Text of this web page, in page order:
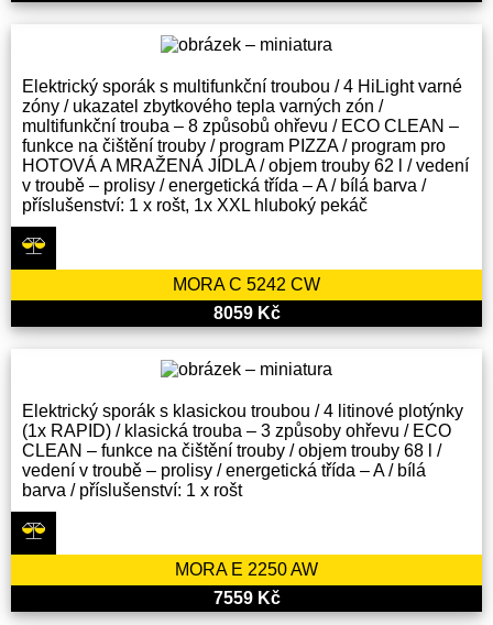
Elektrický sporák s multifunkční troubou / 4 HiLight varné
zóny / ukazatel zbytkového tepla varných zón /
multifunkční trouba – 8 způsobů ohřevu / ECO CLEAN –
funkce na čištění trouby / program PIZZA / program pro
HOTOVÁ A MRAŽENÁ JÍDLA / objem trouby 62 l / vedení
v troubě – prolisy / energetická třída – A / bílá barva /
příslušenství: 1 x rošt, 1x XXL hluboký pekáč
MORA C 5242 CW
8059 Kč
Elektrický sporák s klasickou troubou / 4 litinové plotýnky
(1x RAPID) / klasická trouba – 3 způsoby ohřevu / ECO
CLEAN – funkce na čištění trouby / objem trouby 68 l /
vedení v troubě – prolisy / energetická třída – A / bílá
barva / příslušenství: 1 x rošt
MORA E 2250 AW
7559 Kč